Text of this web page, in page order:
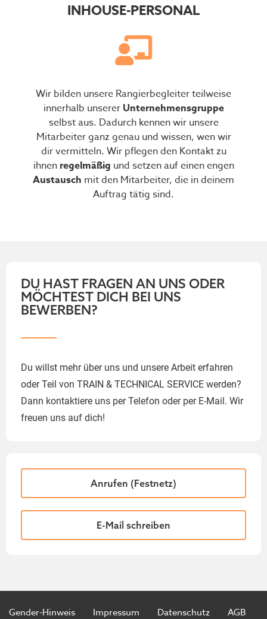
INHOUSE-PERSONAL
Wir bilden unsere Rangierbegleiter teilweise
innerhalb unserer Unternehmensgruppe
selbst aus. Dadurch kennen wir unsere
Mitarbeiter ganz genau und wissen, wen wir
dir vermitteln. Wir pflegen den Kontakt zu
ihnen regelmäßig und setzen auf einen engen
Austausch mit den Mitarbeiter, die in deinem
Auftrag tätig sind.
DU HAST FRAGEN AN UNS ODER
MÖCHTEST DICH BEI UNS
BEWERBEN?
Du willst mehr über uns und unsere Arbeit erfahren
oder Teil von TRAIN & TECHNICAL SERVICE werden?
Dann kontaktiere uns per Telefon oder per E-Mail. Wir
freuen uns auf dich!
Anrufen (Festnetz)
E-Mail schreiben
Gender-Hinweis Impressum Datenschutz
AGB